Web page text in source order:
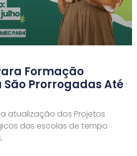
Formação
Prorrogadas Até
atualização dos Projetos
das escolas de tempo